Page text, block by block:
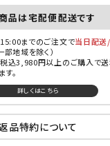
品は宅配便配送です
までのご注文で当日配送
部地域を除く）
込3,980円以上のご購入で
す。
詳しくはこちら
品特約について